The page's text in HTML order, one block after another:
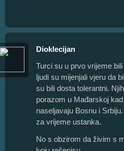
Dioklecijan
Turci su u prvo vrijeme
ljudi su mijenjali vjeru da
su bili dosta tolerantni.
porazom u Mađarskoj
naseljavaju Bosnu i
za vrijeme ustanka.
No s obzirom da živim s